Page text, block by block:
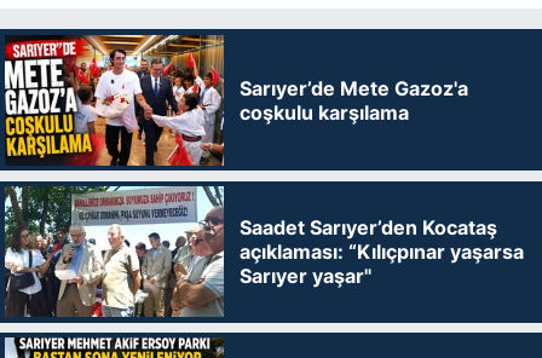
Sarıyer’de Mete Gazoz'a
coşkulu karşılama
Saadet Sarıyer’den Kocataş
açıklaması: “Kılıçpınar yaşarsa
Sarıyer yaşar"